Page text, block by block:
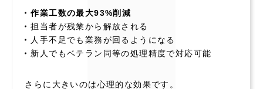
作業工数の最大93%削減
担当者が残業から解放される
人手不足でも業務が回るようになる
新人でもベテラン同等の処理精度で対応可能
さらに大きいのは心理的な効果です。